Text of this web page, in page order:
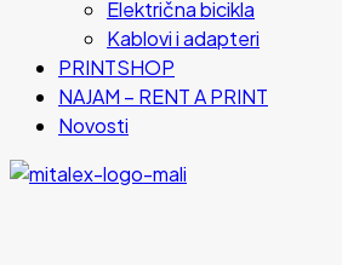
Električna bicikla
Kablovi i adapteri
PRINTSHOP
NAJAM – RENT A PRINT
Novosti